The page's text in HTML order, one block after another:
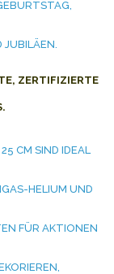
JUBILÄEN.
ZERTIFIZIERTE W
SIND IDEAL G
HELIUM UND L
FÜR AKTIONEN W
B